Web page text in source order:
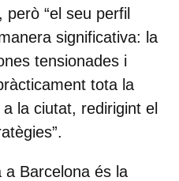
però “el seu perfil
significativa: la
tensionades i
tota la
a la ciutat, redirigint el
a Barcelona és la